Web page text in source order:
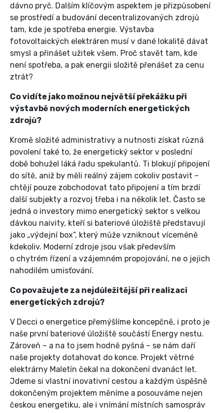
dávno pryč. Dalším klíčovým aspektem je přizpůsobení
se prostředí a budování decentralizovaných zdrojů
tam, kde je spotřeba energie. Výstavba
fotovoltaických elektráren musí v dané lokalitě dávat
smysl a přinášet užitek všem. Proč stavět tam, kde
není spotřeba, a pak energii složitě přenášet za cenu
ztrát?
Co vidíte jako možnou největší překážku při
výstavbě nových moderních energetických
zdrojů?
Kromě složité administrativy a nutnosti získat různá
povolení také to, že energetický sektor v poslední
době bohužel láká řadu spekulantů. Ti blokují připojení
do sítě, aniž by měli reálný zájem cokoliv postavit –
chtějí pouze zobchodovat tato připojení a tím brzdí
další subjekty a rozvoj třeba i na několik let. Často se
jedná o investory mimo energetický sektor s velkou
dávkou naivity, kteří si bateriové úložiště představují
jako „výdejní box“, který může vzniknout víceméně
kdekoliv. Moderní zdroje jsou však především
o chytrém řízení a vzájemném propojování, ne o jejich
nahodilém umisťování.
Co považujete za nejdůležitější při realizaci
energetických zdrojů?
V Decci o energetice přemýšlíme koncepčně, i proto je
naše první bateriové úložiště součástí Energy nestu.
Zároveň – a na to jsem hodně pyšná – se nám daří
naše projekty dotahovat do konce. Projekt větrné
elektrárny Maletín čekal na dokončení dvanáct let.
Jdeme si vlastní inovativní cestou a každým úspěšně
dokončeným projektem měníme a posouváme nejen
českou energetiku, ale i vnímání místních samospráv